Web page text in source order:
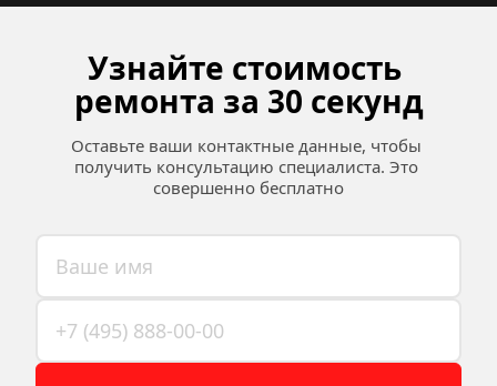
Узнайте стоимость
ремонта за 30 секунд
Оставьте ваши контактные данные, чтобы
получить консультацию специалиста. Это
совершенно бесплатно